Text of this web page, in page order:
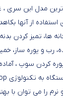
کردن سوپ ،
را می توان با